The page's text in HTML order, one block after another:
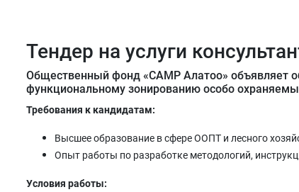
Тендер на услуги
Общественный фонд «САМР Алатоо» объявляет
функциональному зонированию особо
Требования к кандидатам:
Высшее образование в сфере ООПТ и лесного
Опыт работы по разработке методологий,
Условия работы: